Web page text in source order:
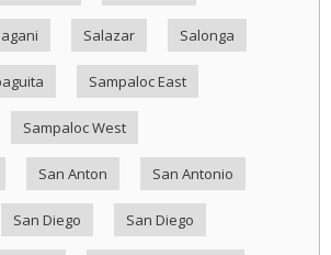
Salazar Salonga
Sampaloc East
Sampaloc West
San Anton San Antonio
San Diego San Diego